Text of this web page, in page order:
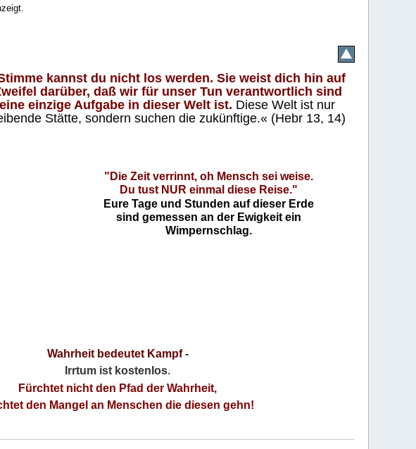
kannst du nicht los werden. Sie weist dich hin auf
darüber, daß wir für unser Tun verantwortlich sind
einzige Aufgabe in dieser Welt ist. Diese Welt ist nur
Stätte, sondern suchen die zukünftige.« (Hebr 13, 14)
"Die Zeit verrinnt, oh Mensch sei weise.
Du tust NUR einmal diese Reise."
Eure Tage und Stunden auf dieser Erde
sind gemessen an der Ewigkeit ein
Wimpernschlag.
Wahrheit bedeutet Kampf-
Irrtum ist kostenlos.
Fürchtet nicht den Pfad der Wahrheit,
den Mangel an Menschen die diesen gehn!